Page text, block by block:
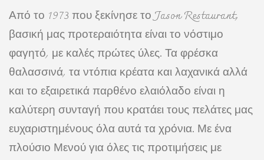
Από το 1973 που ξεκίνησε το Jason Restaurant,
βασική μας προτεραιότητα είναι το νόστιμο
φαγητό, με καλές πρώτες ύλες. Τα φρέσκα
θαλασσινά, τα ντόπια κρέατα και λαχανικά αλλά
και το εξαιρετικά παρθένο ελαιόλαδο είναι η
καλύτερη συνταγή που κρατάει τους πελάτες μας
ευχαριστημένους όλα αυτά τα χρόνια. Με ένα
πλούσιο Μενού για όλες τις προτιμήσεις με